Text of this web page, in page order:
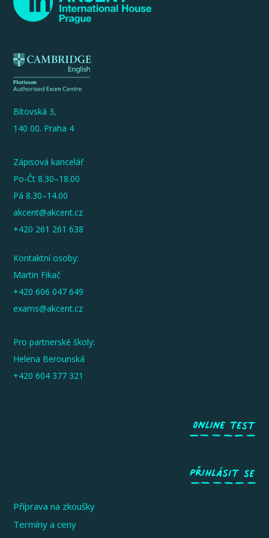
Bítovská 3,
140 00. Praha 4
Zápisová kancelář
Po-Čt 8.30–18.00
Pá 8.30–14.00
akcent@akcent.cz
+420 261 261 638
Kontaktní osoby:
Martin Fikač
+420 606 047 649
exams@akcent.cz
Pro partnerské školy:
Helena Berounská
+420 604 377 321
Příprava na zkoušky
Termíny a ceny